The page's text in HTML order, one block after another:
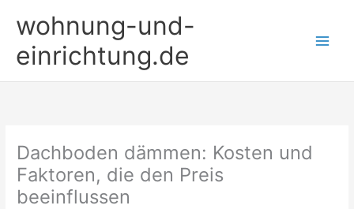
Inhaltwohnung-und-
einrichtung.de
Dachboden dämmen: Kosten und
Faktoren, die den Preis
beeinflussen